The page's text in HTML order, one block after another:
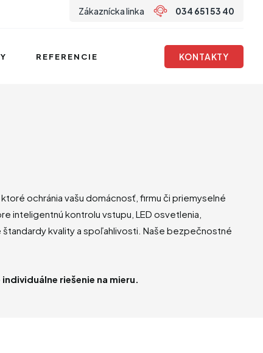
Zákaznícka linka 034 651 53 40
REFERENCIE KONTAKTY
ochránia vašu domácnosť, firmu či priemyselné
inteligentnú kontrolu vstupu, LED osvetlenia,
kvality a spoľahlivosti. Naše bezpečnostné
riešenie na mieru.